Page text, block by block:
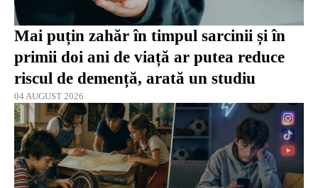
Mai puțin zahăr în timpul sarcinii și în
primii doi ani de viață ar putea reduce
riscul de demență, arată un studiu
04 AUGUST 2026